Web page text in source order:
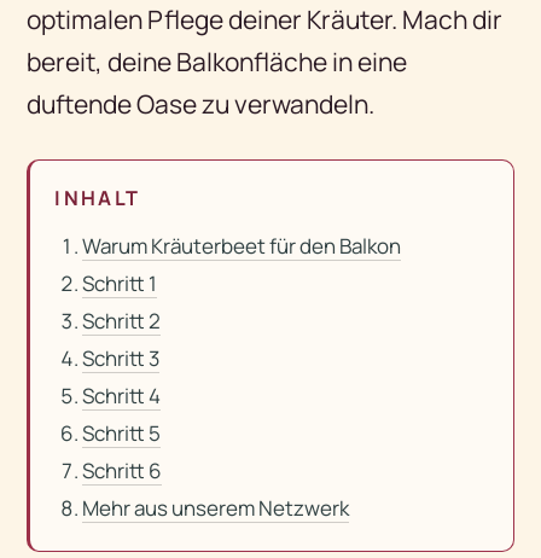
optimalen Pflege deiner Kräuter. Mach dir
bereit, deine Balkonfläche in eine
duftende Oase zu verwandeln.
INHALT
Warum Kräuterbeet für den Balkon
Schritt 1
Schritt 2
Schritt 3
Schritt 4
Schritt 5
Schritt 6
Mehr aus unserem Netzwerk